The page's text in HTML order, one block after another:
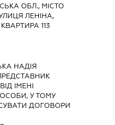
ОБЛ., МІСТО
ЛЕНІНА,
113
НАДІЯ
ІМЕНІ
У ТОМУ
ДОГОВОРИ